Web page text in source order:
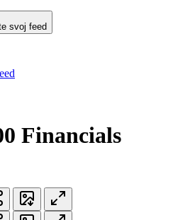
svoj feed
Financials